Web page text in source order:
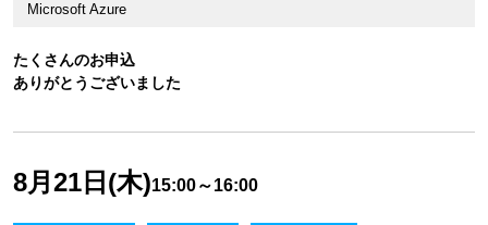
たくさんのお申込
ありがとうございました
Microsoft Azure
8月21日(木)15:00～16:00